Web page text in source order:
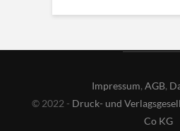
Impressum, AGB,
© 2022 - Druck- und
Co KG